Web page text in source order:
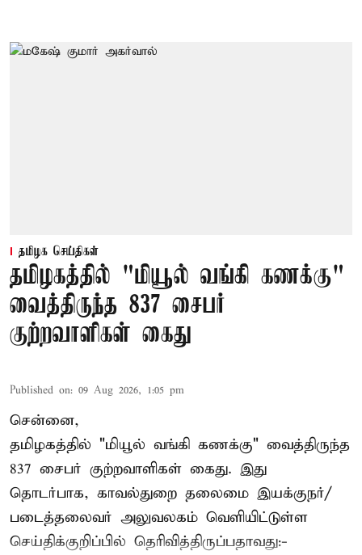
தமிழக செய்திகள்
தமிழகத்தில் "மியூல் வங்கி கணக்கு"
வைத்திருந்த 837 சைபர்
குற்றவாளிகள் கைது
Published on: 09 Aug 2026, 1:05 pm
சென்னை,
தமிழகத்தில் "மியூல் வங்கி கணக்கு" வைத்திருந்த
837 சைபர் குற்றவாளிகள் கைது. இது
தொடர்பாக, காவல்துறை தலைமை இயக்குநர்/
படைத்தலைவர் அலுவலகம் வெளியிட்டுள்ள
செய்திக்குறிப்பில் தெரிவித்திருப்பதாவது:-